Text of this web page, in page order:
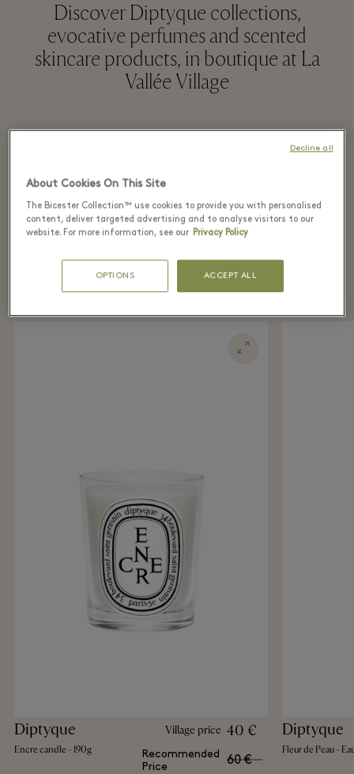
Discover Diptyque collections,
evocative perfumes and scented
skincare products, in boutique at La
Vallée Village
Discover at the Diptyque
boutique
Available now at La Vallée Village
Diptyque
Encre candle - 190g
Village price 40 €
Recommended
Price
60 €
Diptyque
Fleur de Peau -
About Cookies On This Site
The Bicester Collection™ use cookies to provide you with personalised
content, deliver targeted advertising and to analyse visitors to our
website. For more information, see our Privacy Policy
OPTIONS ACCEPT ALL
Decline all